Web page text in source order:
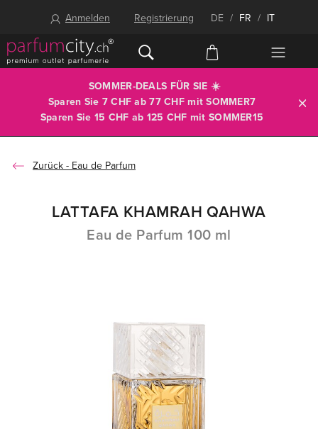
Anmelden Registrierung DE / FR / IT
SOMMER-DEALS FÜR SIE ☀️
Sparen Sie 7 CHF ab 77 CHF mitSOMMER7
Sparen Sie 15 CHF ab 125 CHF mit SOMMER15
Eau de Parfum
LATTAFA KHAMRAH QAHWA
Eau de Parfum 100 ml